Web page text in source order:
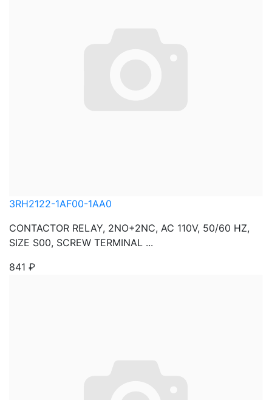
3RH2122-1AF00-1AA0
CONTACTOR RELAY, 2NO+2NC, AC 110V, 50/60 HZ,
SIZE S00, SCREW TERMINAL ...
841 ₽